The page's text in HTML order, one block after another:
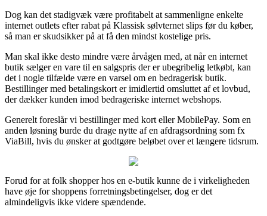
Dog kan det stadigvæk være profitabelt at sammenligne enkelte
internet outlets efter rabat på Klassisk sølvternet slips før du køber,
så man er skudsikker på at få den mindst kostelige pris.
Man skal ikke desto mindre være årvågen med, at når en internet
butik sælger en vare til en salgspris der er ubegribelig letkøbt, kan
det i nogle tilfælde være en varsel om en bedragerisk butik.
Bestillinger med betalingskort er imidlertid omsluttet af et lovbud,
der dækker kunden imod bedrageriske internet webshops.
Generelt foreslår vi bestillinger med kort eller MobilePay. Som en
anden løsning burde du drage nytte af en afdragsordning som fx
ViaBill, hvis du ønsker at godtgøre beløbet over et længere tidsrum.
Forud for at folk shopper hos en e-butik kunne de i virkeligheden
have øje for shoppens forretningsbetingelser, dog er det
almindeligvis ikke videre spændende.